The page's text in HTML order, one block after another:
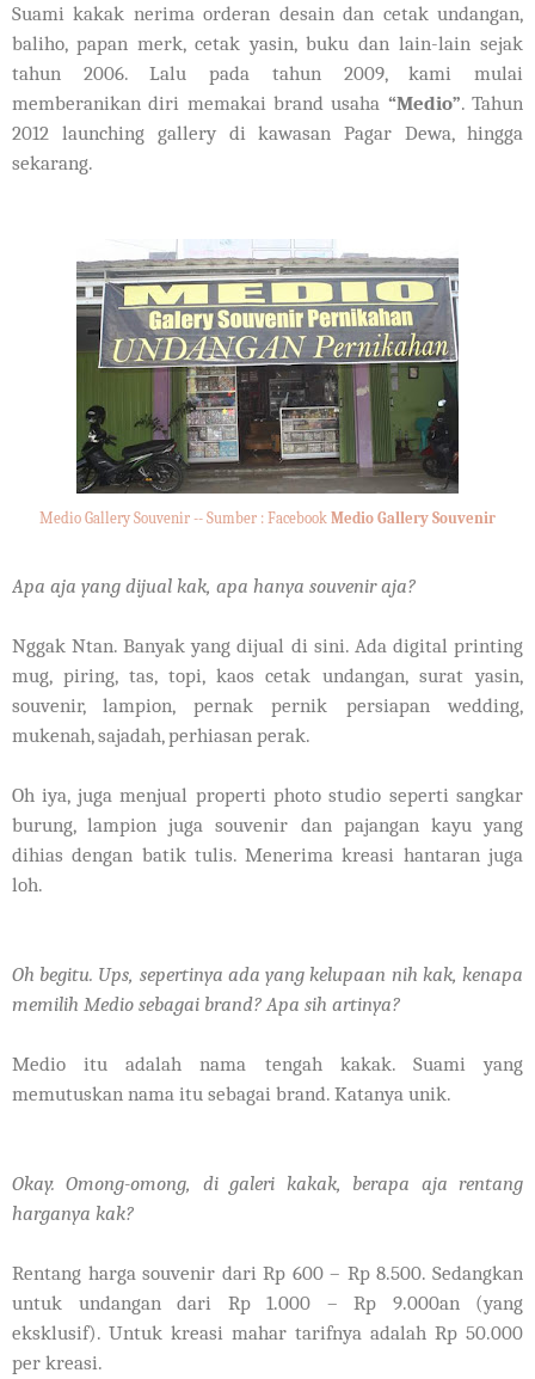
Suami kakak nerima orderan desain dan cetak undangan,
baliho, papan merk, cetak yasin, buku dan lain-lain sejak
tahun 2006. Lalu pada tahun 2009, kami mulai
memberanikan diri memakai brand usaha “Medio”. Tahun
2012 launching gallery di kawasan Pagar Dewa, hingga
sekarang.
Medio Gallery Souvenir -- Sumber : Facebook Medio Gallery Souvenir
Apa aja yang dijual kak, apa hanya souvenir aja?
Nggak Ntan. Banyak yang dijual di sini. Ada digital printing
mug, piring, tas, topi, kaos cetak undangan, surat yasin,
souvenir, lampion, pernak pernik persiapan wedding,
mukenah, sajadah, perhiasan perak.
Oh iya, juga menjual properti photo studio seperti sangkar
burung, lampion juga souvenir dan pajangan kayu yang
dihias dengan batik tulis. Menerima kreasi hantaran juga
loh.
Oh begitu. Ups, sepertinya ada yang kelupaan nih kak, kenapa
memilih Medio sebagai brand? Apa sih artinya?
Medio itu adalah nama tengah kakak. Suami yang
memutuskan nama itu sebagai brand. Katanya unik.
Okay. Omong-omong, di galeri kakak, berapa aja rentang
harganya kak?
Rentang harga souvenir dari Rp 600 – Rp 8.500. Sedangkan
untuk undangan dari Rp 1.000 – Rp 9.000an (yang
eksklusif). Untuk kreasi mahar tarifnya adalah Rp 50.000
per kreasi.